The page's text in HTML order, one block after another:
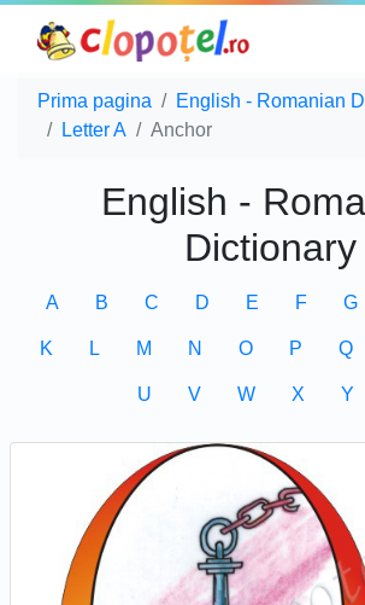
Prima pagina
English - Romanian
Letter A
Anchor
English -
Dictionary
A B C D E F G
K L M N O P Q
U V W X Y